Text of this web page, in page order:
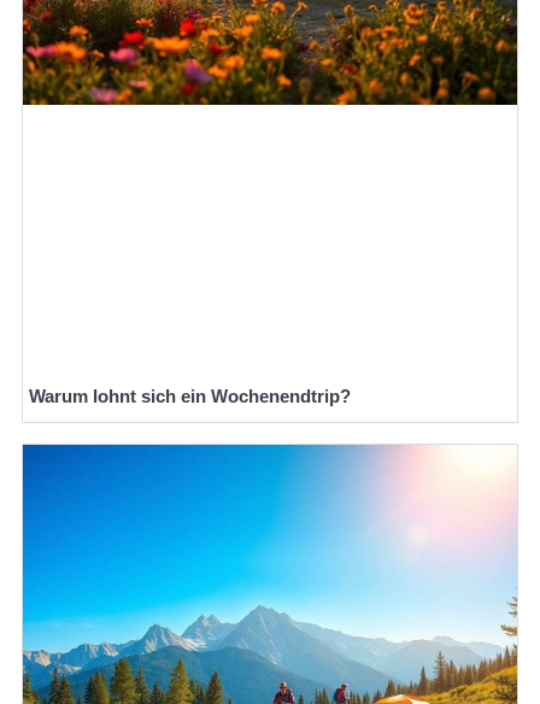
Warum lohnt sich ein Wochenendtrip?